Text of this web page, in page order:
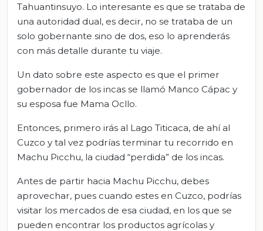
Tahuantinsuyo. Lo interesante es que se trataba de
una autoridad dual, es decir, no se trataba de un
solo gobernante sino de dos, eso lo aprenderás
con más detalle durante tu viaje.
Un dato sobre este aspecto es que el primer
gobernador de los incas se llamó Manco Cápac y
su esposa fue Mama Ocllo.
Entonces, primero irás al Lago Titicaca, de ahí al
Cuzco y tal vez podrías terminar tu recorrido en
Machu Picchu, la ciudad “perdida” de los incas.
Antes de partir hacia Machu Picchu, debes
aprovechar, pues cuando estes en Cuzco, podrías
visitar los mercados de esa ciudad, en los que se
pueden encontrar los productos agrícolas y